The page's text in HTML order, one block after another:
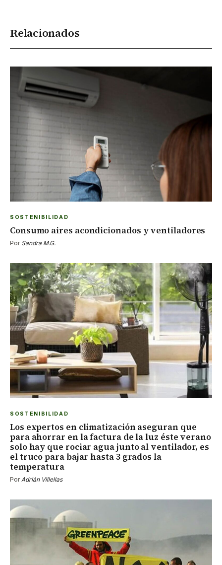
Relacionados
SOSTENIBILIDAD
Consumo aires acondicionados y ventiladores
Por Sandra M.G.
SOSTENIBILIDAD
Los expertos en climatización aseguran que
para ahorrar en la factura de la luz éste verano
solo hay que rociar agua junto al ventilador, es
el truco para bajar hasta 3 grados la
temperatura
Por Adrián Villellas